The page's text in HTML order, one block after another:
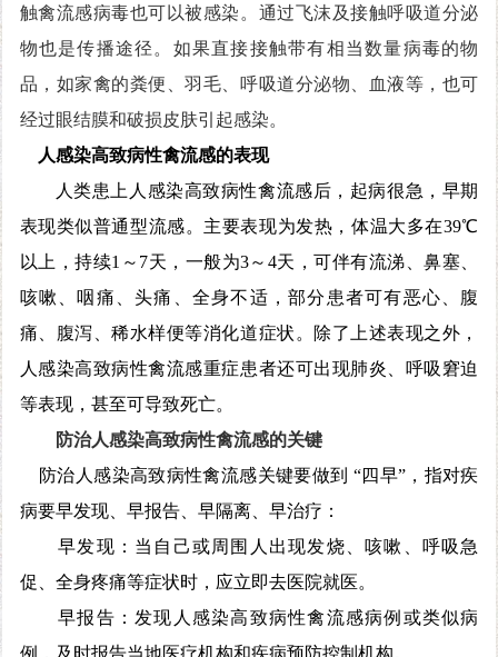
触禽流感病毒也可以被感染。通过飞沫及接触呼吸道分泌
物也是传播途径。如果直接接触带有相当数量病毒的物
品，如家禽的粪便、羽毛、呼吸道分泌物、血液等，也可
经过眼结膜和破损皮肤引起感染。
人感染高致病性禽流感的表现
人类患上人感染高致病性禽流感后，起病很急，早期
表现类似普通型流感。主要表现为发热，体温大多在39℃
以上，持续1～7天，一般为3～4天，可伴有流涕、鼻塞、
咳嗽、咽痛、头痛、全身不适，部分患者可有恶心、腹
痛、腹泻、稀水样便等消化道症状。除了上述表现之外，
人感染高致病性禽流感重症患者还可出现肺炎、呼吸窘迫
等表现，甚至可导致死亡。
防治人感染高致病性禽流感的关键
防治人感染高致病性禽流感关键要做到 “四早”，指对疾
病要早发现、早报告、早隔离、早治疗：
早发现：当自己或周围人出现发烧、咳嗽、呼吸急
促、全身疼痛等症状时，应立即去医院就医。
早报告：发现人感染高致病性禽流感病例或类似病
例，及时报告当地医疗机构和疾病预防控制机构。